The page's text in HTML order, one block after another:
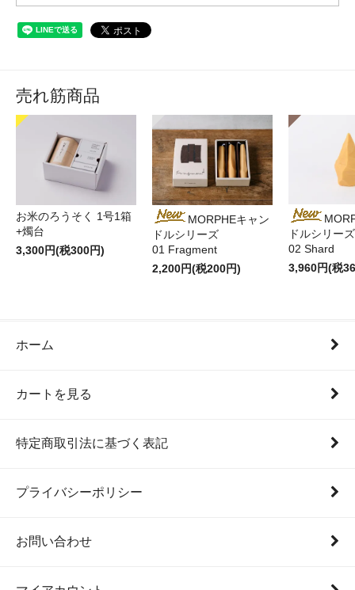
売れ筋商品
お米のろうそく 1号1箱
+燭台
3,300円(税300円)
MORPHEキャン
ドルシリーズ
01 Fragment
2,200円(税200円)
ドルシリーズ
02 Shard
3,960円(税
ホーム
カートを見る
特定商取引法に基づく表記
プライバシーポリシー
お問い合わせ